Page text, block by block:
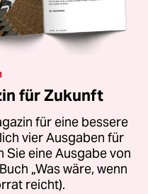
für Zukunft
für eine bessere
vier Ausgaben für
Sie eine Ausgabe von
„Was wäre, wenn
reicht).